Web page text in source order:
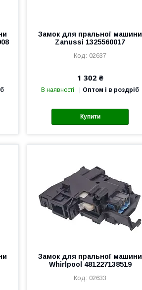
Замок для пральної машини
Zanussi 1325560017
02637
1 302 ₴
В наявності Оптом і в роздріб
Купити
Замок для пральної машини
Whirlpool 481227138519
02633